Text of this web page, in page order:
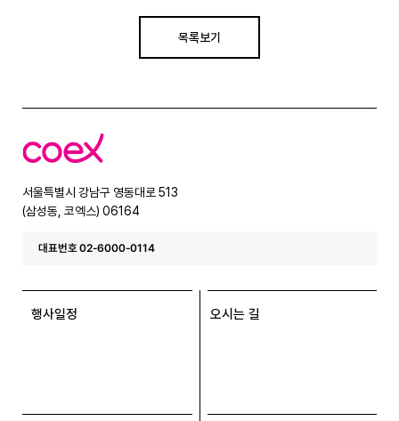
목록보기
코
엑
서울특별시 강남구 영동대로 513
(삼성동, 코엑스) 06164
대표번호 02-6000-0114
행사일정 오시는 길